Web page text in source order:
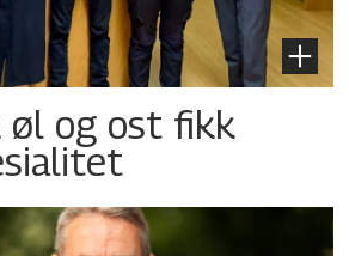
øl og ost fikk